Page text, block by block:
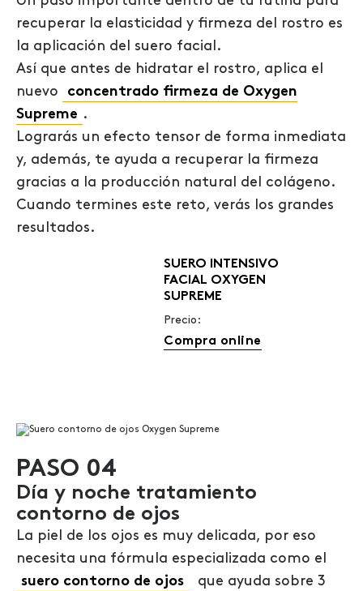
recuperar la elasticidad y firmeza del rostro es
la aplicación del suero facial.
Así que antes de hidratar el rostro, aplica el
nuevo
concentrado firmeza de Oxygen
Supreme .
Lograrás un efecto tensor de forma inmediata
y, además, te ayuda a recuperar la firmeza
gracias a la producción natural del colágeno.
Cuando termines este reto, verás los grandes
resultados.
SUERO INTENSIVO
FACIAL OXYGEN
SUPREME
Precio:
Compra online
PASO 04
Día y noche tratamiento
contorno de ojos
La piel de los ojos es muy delicada, por eso
necesita una fórmula especializada como el
suero contorno de ojos
que ayuda sobre 3